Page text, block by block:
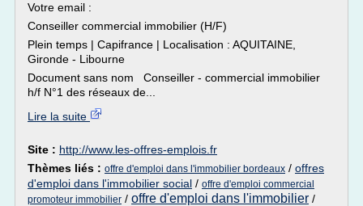
Votre email :
Conseiller commercial immobilier (H/F)
Plein temps | Capifrance | Localisation : AQUITAINE,
Gironde - Libourne
Document sans nom Conseiller - commercial immobilier
h/f N°1 des réseaux de...
Lire la suite
Site : http://www.les-offres-emplois.fr
Thèmes liés : offre d'emploi dans l'immobilier bordeaux / offres
d'emploi dans l'immobilier social / offre d'emploi commercial
promoteur immobilier / offre d'emploi dans l'immobilier /